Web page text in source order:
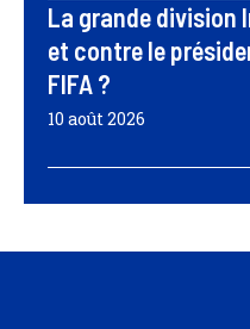
La grande division
et contre le
FIFA ?
10 août 2026